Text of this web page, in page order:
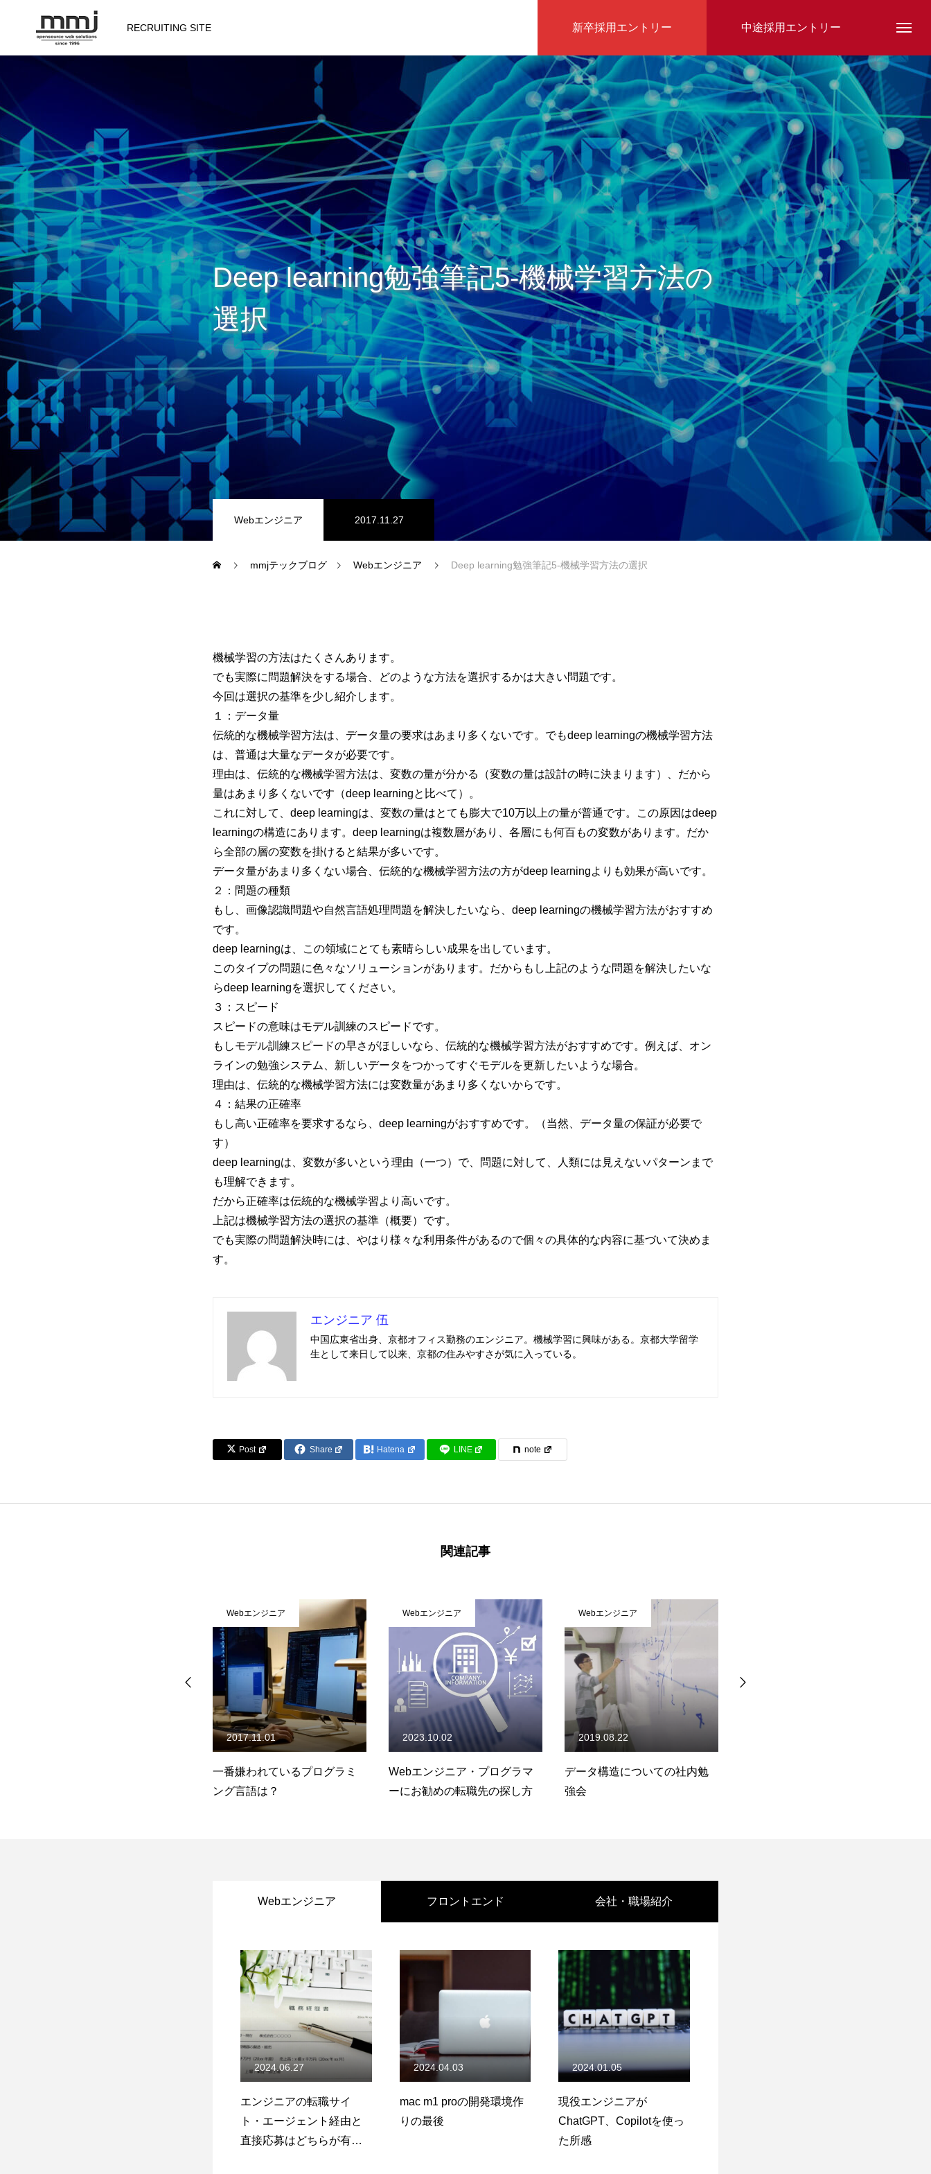
RECRUITING SITE 新卒採用エントリー 中途採用エントリー
会社を知る
メッセージ 会社概要 インタビュー スタッフ紹介
仕事を知る
教務システム開発 不動産システム開発 プログラマーの1週間 デザイナーの1週間
求人採用情報
Webエンジニア・プログラマー 【正社員】Webデザイナー 【業務委託】Webデザイナー
Webディレクター
mmjコーポレートサイト
お問合せ 個人情報取扱い方針 サイトマップ
Deep learning勉強筆記5-機械学習方法の
選択
Webエンジニア 2017.11.27
mmjテックブログ Webエンジニア Deep learning勉強筆記5-機械学習方法の選択
機械学習の方法はたくさんあります。
でも実際に問題解決をする場合、どのような方法を選択するかは大きい問題です。
今回は選択の基準を少し紹介します。
１：データ量
伝統的な機械学習方法は、データ量の要求はあまり多くないです。でもdeep learningの機械学習方法
は、普通は大量なデータが必要です。
理由は、伝統的な機械学習方法は、変数の量が分かる（変数の量は設計の時に決まります）、だから
量はあまり多くないです（deep learningと比べて）。
これに対して、deep learningは、変数の量はとても膨大で10万以上の量が普通です。この原因はdeep
learningの構造にあります。deep learningは複数層があり、各層にも何百もの変数があります。だか
ら全部の層の変数を掛けると結果が多いです。
データ量があまり多くない場合、伝統的な機械学習方法の方がdeep learningよりも効果が高いです。
２：問題の種類
もし、画像認識問題や自然言語処理問題を解決したいなら、deep learningの機械学習方法がおすすめ
です。
deep learningは、この領域にとても素晴らしい成果を出しています。
このタイプの問題に色々なソリューションがあります。だからもし上記のような問題を解決したいな
らdeep learningを選択してください。
３：スピード
スピードの意味はモデル訓練のスピードです。
もしモデル訓練スピードの早さがほしいなら、伝統的な機械学習方法がおすすめです。例えば、オン
ラインの勉強システム、新しいデータをつかってすぐモデルを更新したいような場合。
理由は、伝統的な機械学習方法には変数量があまり多くないからです。
４：結果の正確率
もし高い正確率を要求するなら、deep learningがおすすめです。（当然、データ量の保証が必要で
す）
deep learningは、変数が多いという理由（一つ）で、問題に対して、人類には見えないパターンまで
も理解できます。
だから正確率は伝統的な機械学習より高いです。
上記は機械学習方法の選択の基準（概要）です。
でも実際の問題解決時には、やはり様々な利用条件があるので個々の具体的な内容に基づいて決めま
す。
エンジニア 伍
中国広東省出身、京都オフィス勤務のエンジニア。機械学習に興味がある。京都大学留学
生として来日して以来、京都の住みやすさが気に入っている。
Post Share Hatena LINE note
関連記事
Webエンジニア
Webエンジニア・プログラマ
ーにお勧めの転職先の探し方
2023.10.02
Webエンジニア
データ構造についての社内勉
強会
2019.08.22
Webエンジニア
プログラミング要素の言語化:
反復(iteration)
2021.09.15
Webエンジニア フロントエンド 会社・職場紹介
エンジニアの転職サイ
ト・エージェント経由と
直接応募はどちらが有
2024.06.27
mac m1 proの開発環境作
りの最後
2024.04.03
現役エンジニアが
ChatGPT、Copilotを使っ
た所感
2024.01.05